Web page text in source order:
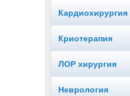
Кардиохирургия
Криотерапия
ЛОР хирургия
Неврология